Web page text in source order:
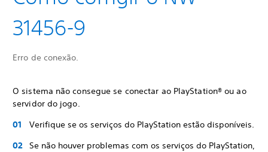
31456-9
Erro de conexão.
O sistema não consegue se conectar ao PlayStation® ou ao
servidor do jogo.
Verifique se os serviços do PlayStation estão disponíveis.
Se não houver problemas com os serviços do PlayStation,